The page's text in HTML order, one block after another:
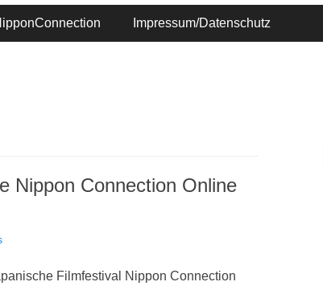
Impressum/Datenschutz
Nippon Connection Online
Filmfestival Nippon Connection